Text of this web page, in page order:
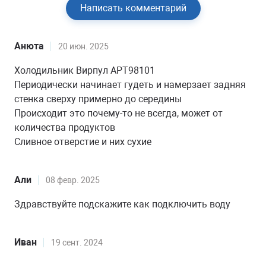
Написать комментарий
Анюта 20 июн. 2025
Холодильник Вирпул АРТ98101
Периодически начинает гудеть и намерзает задняя
стенка сверху примерно до середины
Происходит это почему-то не всегда, может от
количества продуктов
Сливное отверстие и них сухие
Али 08 февр. 2025
Здравствуйте подскажите как подключить воду
Иван 19 сент. 2024